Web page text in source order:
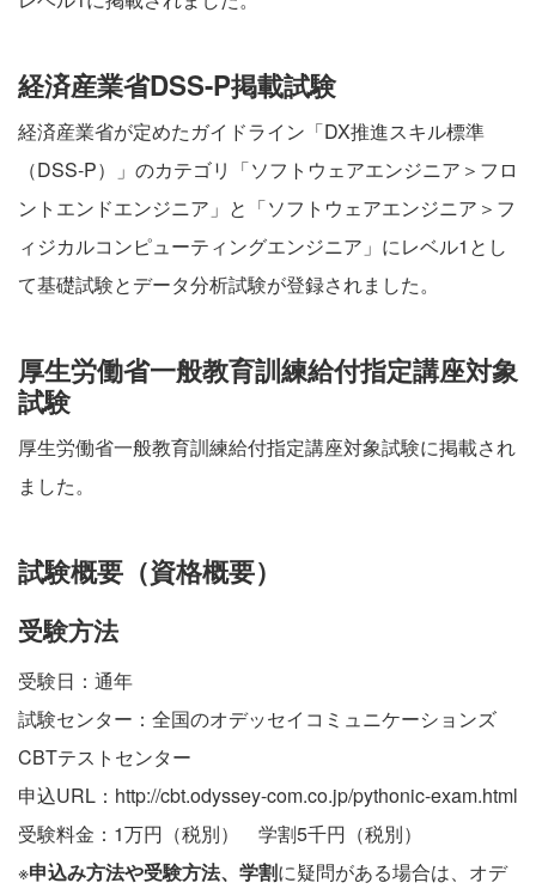
経済産業省DSS-P掲載試験
経済産業省が定めたガイドライン「DX推進スキル標準
（DSS-P）」のカテゴリ「ソフトウェアエンジニア＞フロ
ントエンドエンジニア」と「ソフトウェアエンジニア＞フ
ィジカルコンピューティングエンジニア」にレベル1とし
て基礎試験とデータ分析試験が登録されました。
厚生労働省一般教育訓練給付指定講座対象
試験
厚生労働省一般教育訓練給付指定講座対象試験に掲載され
ました。
試験概要（資格概要）
受験方法
受験日：通年
試験センター：全国のオデッセイコミュニケーションズ
CBTテストセンター
申込URL： http://cbt.odyssey-com.co.jp/pythonic-exam.html
受験料金：1万円（税別） 学割5千円（税別）
※申込み方法や受験方法、学割に疑問がある場合は、 オデ